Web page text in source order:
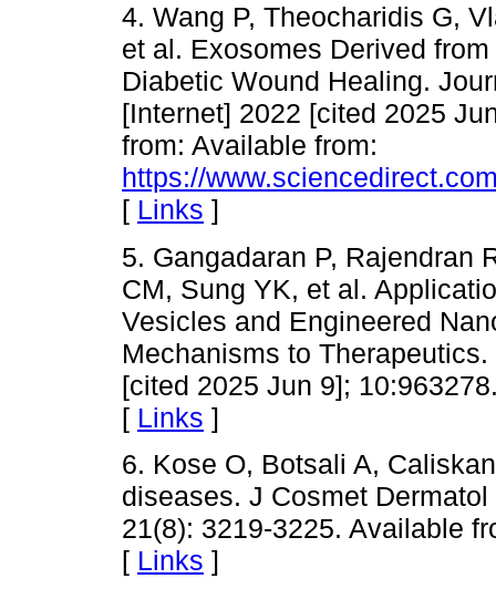
4. Wang P, Theocharidis G,
et al. Exosomes Derived
Diabetic Wound Healing.
[Internet] 2022 [cited 2025
from: Available from:
https://
[ Links ]
5. Gangadaran P, Rajendran
CM, Sung YK, et al.
Vesicles and Engineered
Mechanisms to
[cited 2025 Jun 9];
[ Links ]
6. Kose O, Botsali A,
diseases. J Cosmet
21(8): 3219-3225. Available
[ Links ]